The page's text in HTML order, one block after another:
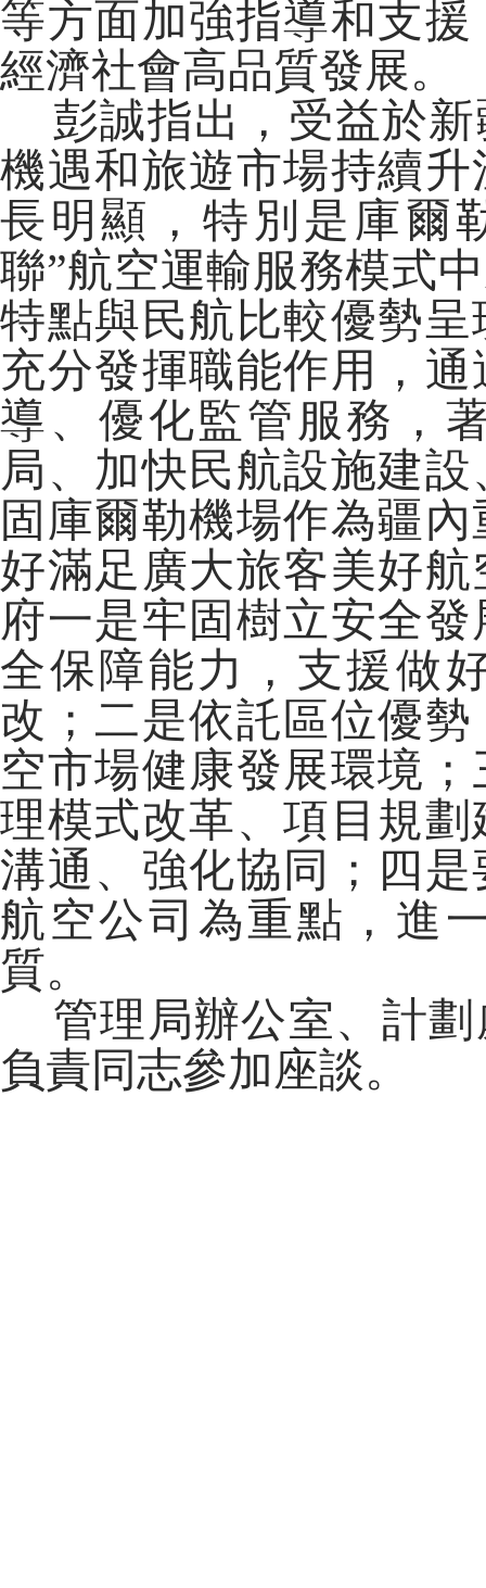
等方面加強指導和支
經濟社會高品質發展。
彭誠指出，受益於新
機遇和旅遊市場持續
長明顯，特別是庫爾
聯”航空運輸服務模式
特點與民航比較優勢
充分發揮職能作用，
導、優化監管服務，
局、加快民航設施建
固庫爾勒機場作為疆
好滿足廣大旅客美好
府一是牢固樹立安全
全保障能力，支援做
改；二是依託區位優
空市場健康發展環境
理模式改革、項目規
溝通、強化協同；四
航空公司為重點，進
質。
管理局辦公室、計劃
負責同志參加座談。